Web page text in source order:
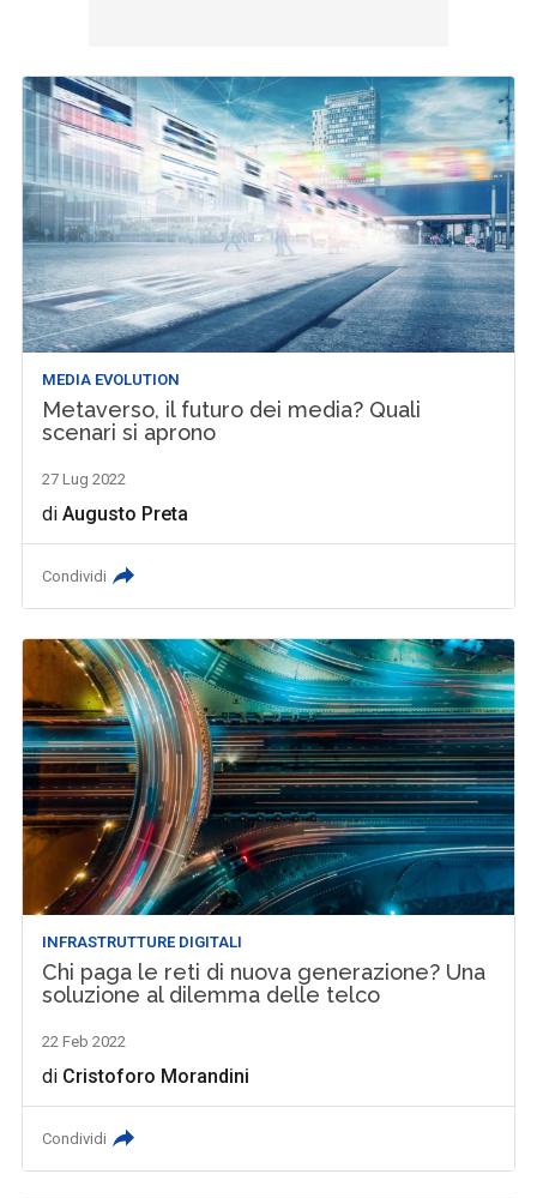
MEDIA EVOLUTION
Metaverso, il futuro dei media? Quali
scenari si aprono
27 Lug 2022
diAugusto Preta
Condividi
INFRASTRUTTURE DIGITALI
Chi paga le reti di nuova generazione? Una
soluzione al dilemma delle telco
22 Feb 2022
di Cristoforo Morandini
Condividi